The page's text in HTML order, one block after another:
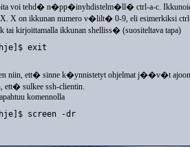
voi tehd� n�pp�inyhdistelm�ll� ctrl-a-c.
X on ikkunan numero v�lilt� 0-9, eli esimerkiksi ctrl-
kirjoittamalla ikkunan shelliss� (suositeltava tapa)
exit
niin, ett� sinne k�ynnistetyt ohjelmat j��v�t
ett� sulkee ssh-clientin.
komennolla